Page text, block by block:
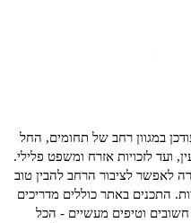
במגוון רחב של תחומים, החל
ועד לזכויות אזרח ומשפט פלילי.
לאפשר לציבור הרחב להבין טוב
התכנים באתר כוללים מדריכים
חשובים וטיפים מעשיים - הכל